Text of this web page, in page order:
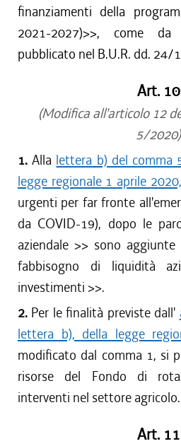
finanziamenti della
2021-2027)>>, come
pubblicato nel B.U.R. dd. 24/
Art. 10
(Modifica all'articolo 12
5/2020)
1.Alla lettera b) del comma
legge regionale 1 aprile
urgenti per far fronte
da COVID-19), dopo le
aziendale >> sono aggiunte
fabbisogno di liquidità
investimenti >>.
2. Per le finalità previste dall'
lettera b), della legge
modificato dal comma 1, si
risorse del Fondo di
interventi nel settore agricolo.
Art. 11